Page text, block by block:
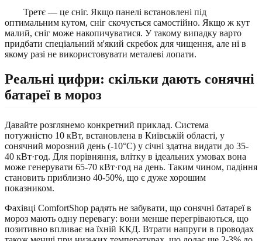
Третє — це сніг. Якщо панелі встановлені під
оптимальним кутом, сніг скочується самостійно. Якщо ж кут
малий, сніг може накопичуватися. У такому випадку варто
придбати спеціальний м'який скребок для чищення, але ні в
якому разі не використовувати металеві лопати.
Реальні цифри: скільки дають сонячні
батареї в мороз
Давайте розглянемо конкретний приклад. Система
потужністю 10 кВт, встановлена в Київській області, у
сонячний морозний день (-10°C) у січні здатна видати до 35-
40 кВт·год. Для порівняння, влітку в ідеальних умовах вона
може генерувати 65-70 кВт·год на день. Таким чином, падіння
становить приблизно 40-50%, що є дуже хорошим
показником.
Фахівці ComfortShop радять не забувати, що сонячні батареї в
мороз мають одну перевагу: вони менше перегріваються, що
позитивно впливає на їхній ККД. Втрати напруги в проводах